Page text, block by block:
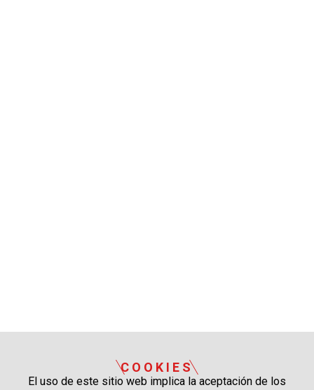
COOKIES
El uso de este sitio web implica la aceptación de los